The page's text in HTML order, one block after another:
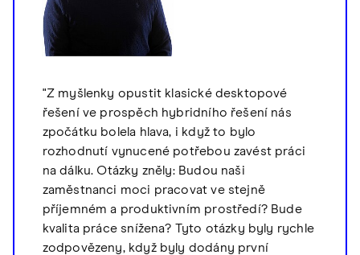
"Z myšlenky opustit klasické desktopové
řešení ve prospěch hybridního řešení nás
zpočátku bolela hlava, i když to bylo
rozhodnutí vynucené potřebou zavést práci
na dálku. Otázky zněly: Budou naši
zaměstnanci moci pracovat ve stejně
příjemném a produktivním prostředí? Bude
kvalita práce snížena? Tyto otázky byly rychle
zodpovězeny, když byly dodány první